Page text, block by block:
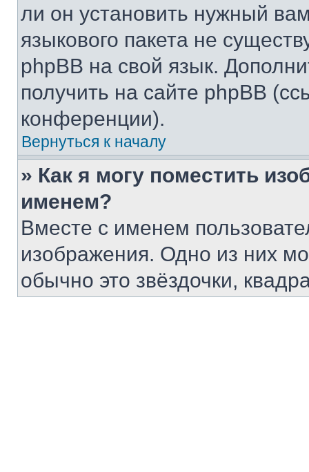
ли он установить нужный
языкового пакета не
phpBB на свой язык.
получить на сайте phpBB
конференции).
Вернуться к началу
» Как я могу поместить
именем?
Вместе с именем
изображения. Одно из них
обычно это звёздочки,